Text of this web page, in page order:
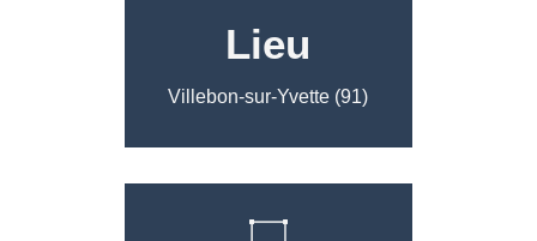
Lieu
Villebon-sur-Yvette (91)